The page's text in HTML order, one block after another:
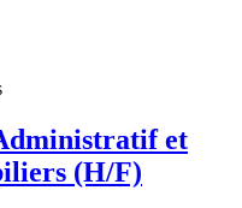
et
(H/F)